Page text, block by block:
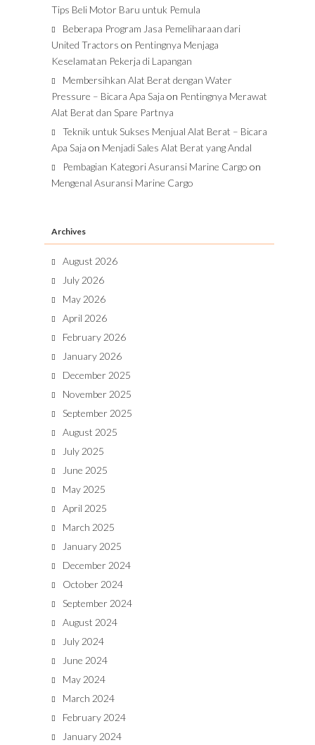
Tips Beli Motor Baru untuk Pemula
Beberapa Program Jasa Pemeliharaan dari
United Tractors on Pentingnya Menjaga
Keselamatan Pekerja di Lapangan
Membersihkan Alat Berat dengan Water
Pressure – Bicara Apa Saja on Pentingnya Merawat
Alat Berat dan Spare Partnya
Teknik untuk Sukses Menjual Alat Berat – Bicara
Apa Saja on Menjadi Sales Alat Berat yang Andal
Pembagian Kategori Asuransi Marine Cargo on
Mengenal Asuransi Marine Cargo
Archives
August 2026
July 2026
May 2026
April 2026
February 2026
January 2026
December 2025
November 2025
September 2025
August 2025
July 2025
June 2025
May 2025
April 2025
March 2025
January 2025
December 2024
October 2024
September 2024
August 2024
July 2024
June 2024
May 2024
March 2024
February 2024
January 2024